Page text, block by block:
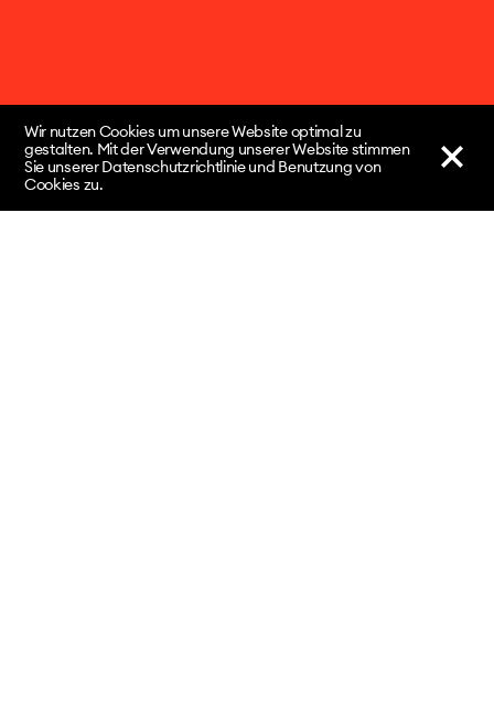
Wir nutzen Cookies um unsere Website optimal zu
gestalten. Mit der Verwendung unserer Website stimmen
Sie unserer Datenschutzrichtlinie und Benutzung von
Cookies zu.